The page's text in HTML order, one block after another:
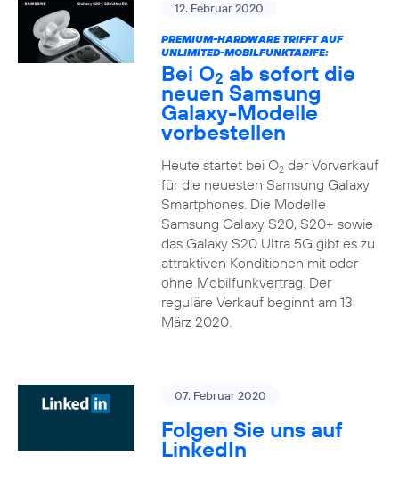
12. Februar 2020
PREMIUM-HARDWARE TRIFFT AUF
UNLIMITED-MOBILFUNKTARIFE:
Bei O2 ab sofort die
neuen Samsung
Galaxy-Modelle
vorbestellen
Heute startet bei O2der Vorverkauf
für die neuesten Samsung Galaxy
Smartphones. Die Modelle
Samsung Galaxy S20, S20+ sowie
das Galaxy S20 Ultra 5G gibt es zu
attraktiven Konditionen mit oder
ohne Mobilfunkvertrag. Der
reguläre Verkauf beginnt am 13.
März 2020.
07. Februar 2020
Folgen Sie uns auf
LinkedIn